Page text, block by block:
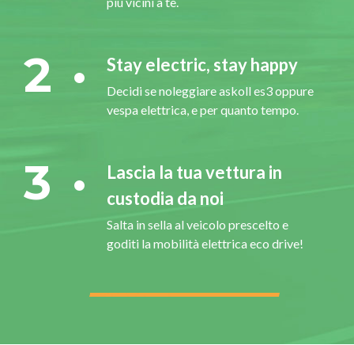
2 Stay electric, stay happy
Decidi se noleggiare askoll es3 oppure
vespa elettrica, e per quanto tempo.
3
Lascia la tua vettura in
custodia da noi
Salta in sella al veicolo prescelto e
goditi la mobilità elettrica eco drive!